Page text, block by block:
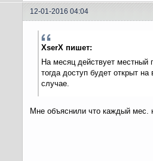
12-01-2016 04:04
XserX пишет:
На месяц действует местный
тогда доступ будет открыт
случае.
Мне объяснили что каждый мес.